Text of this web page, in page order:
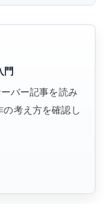
門
バー記事を読み
考え方を確認し